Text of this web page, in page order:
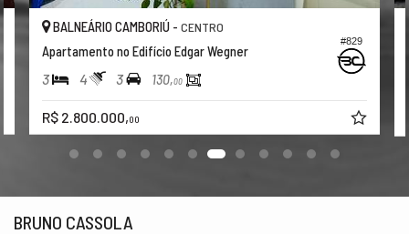
#829
BALNEÁRIO CAMBORIÚ - CENTRO
Apartamento no Edifício Edgar Wegner
3 4 3 130,00
R$ 2.800.000,00
BRUNO CASSOLA